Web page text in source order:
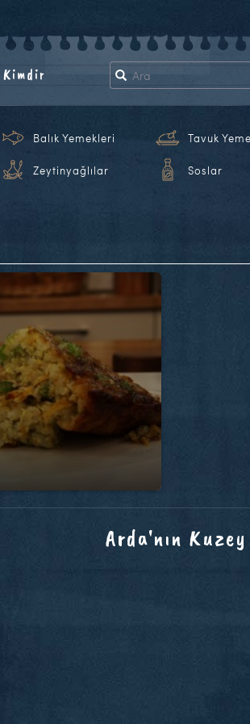
Kimdir
Balık Yemekleri Tavuk
Zeytinyağlılar Soslar
Arda'nın